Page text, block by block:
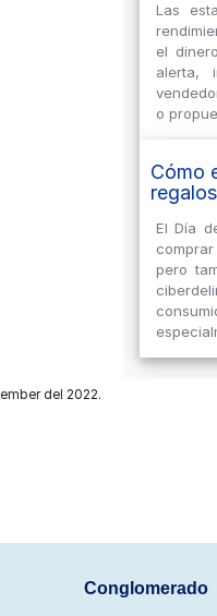
del 2022.
Las
el
alerta,
o
Cómo
El Día
pero
Conglomerado